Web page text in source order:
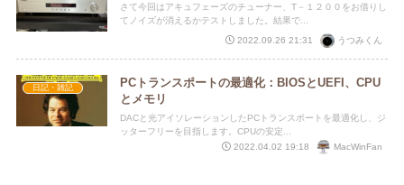
さて今回はアキュフェーズのチューナー、T－１２００をお借りし
てノイズが消えるかテストしました。結果で...
2022.09.26 21:31
うつみくん
日記・雑記
PCトランスポートの最適化：BIOSとUEFI、CPU
とメモリ
DACと光アイソレーションしたPCトランスポートを最適化し、ジ
ッターフリーを目指します。CPUの安定...
2022.04.02 19:18
MacWinFan